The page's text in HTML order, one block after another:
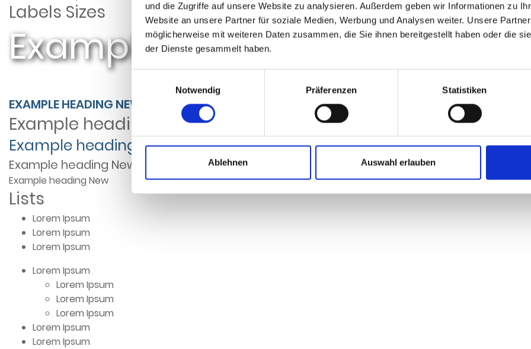
und die Zugriffe auf unsere Website zu analysieren. Außerdem geben wir Informationen zu
Website an unsere Partner für soziale Medien, Werbung und Analysen weiter. Unsere
möglicherweise mit weiteren Daten zusammen, die Sie ihnen bereitgestellt haben oder die
der Dienste gesammelt haben.
Notwendig
Präferenzen Statistiken
Ablehnen Auswahl erlauben
Labels Sizes
Example headingNew
EXAMPLE HEADING NEW
Example heading New
Example heading New
Example heading New
Example heading New
Lists
Lorem Ipsum
Lorem Ipsum
Lorem Ipsum
Lorem Ipsum
Lorem Ipsum
Lorem Ipsum
Lorem Ipsum
Lorem Ipsum
Lorem Ipsum